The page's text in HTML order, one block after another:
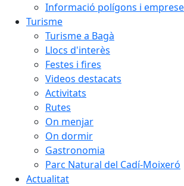
Informació polígons i
Turisme
Turisme a Bagà
Llocs d'interès
Festes i fires
Videos destacats
Activitats
Rutes
On menjar
On dormir
Gastronomia
Parc Natural del Cadí-Moixeró
Actualitat